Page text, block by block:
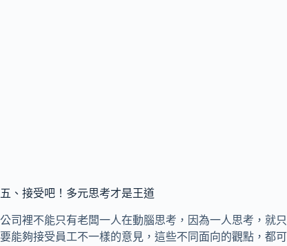
五、接受吧！多元思考才是王道
公司裡不能只有老闆一人在動腦思考，因為一人思考，就
要能夠接受員工不一樣的意見，這些不同面向的觀點，都